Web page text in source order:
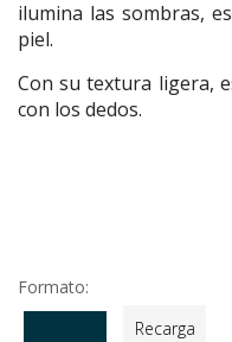
ilumina las sombras,
piel.
Con su textura ligera,
con los dedos.
Formato:
Recarga